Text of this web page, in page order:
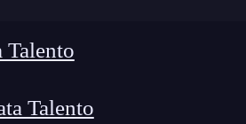
Talento
Talento
3 aplicaciones de Deep
¿Quieres formarte en